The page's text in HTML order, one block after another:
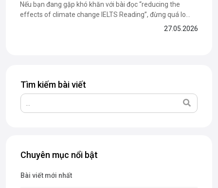
Tìm kiếm bài viết
Chuyên mục nổi bật
Bài viết mới nhất
Nếu bạn đang gặp khó khăn với bài đọc “reducing the
effects of climate change IELTS Reading”, đừng quá lo
lắng vì đây là dạng bài dễ khiến nhiều bạn mất điểm ở phần
27.05.2026